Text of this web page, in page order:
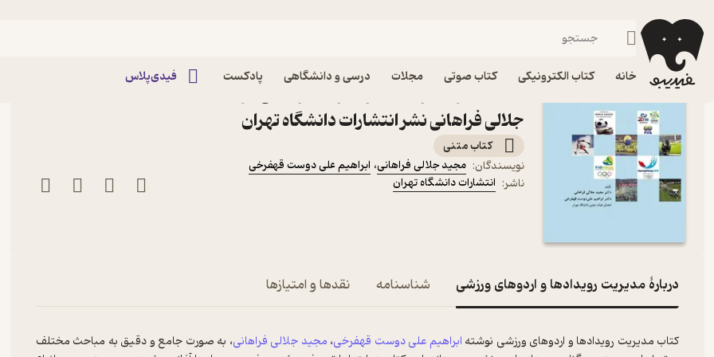
خانه کتاب الکترونیکی کتاب صوتی مجلات درسی و دانشگاهی پادکست فیدی‌پلاس
فیدیبو کتاب الکترونیکی
جلالی فراهانی نشر انتشارات دانشگاه تهران
کتاب متنی
نویسندگان: مجید جلالی فراهانی، ابراهیم علی دوست قهفرخی
ناشر: انتشارات دانشگاه تهران
دربارۀ مدیریت رویدادها و اردوهای ورزشی شناسنامه نقدها و امتیازها
کتاب مدیریت رویدادها و اردوهای ورزشی نوشته ابراهیم علی دوست قهفرخی، مجید جلالی فراهانی، به صورت جامع و دقیق به مباحث مختلف